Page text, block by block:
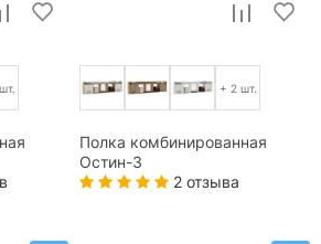
+ 2 шт.
Полка комбинированная
Остин-3
2 отзыва